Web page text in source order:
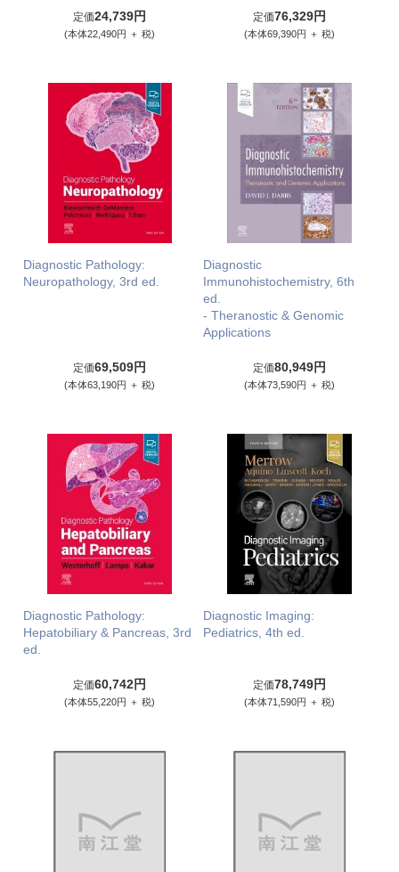
定価24,739円
(本体22,490円 ＋ 税)
定価76,329円
(本体69,390円 ＋ 税)
Diagnostic Pathology:
Neuropathology, 3rd ed.
定価69,509円
(本体63,190円 ＋ 税)
Diagnostic
Immunohistochemistry, 6th
ed.
- Theranostic & Genomic
Applications
定価80,949円
(本体73,590円 ＋ 税)
Diagnostic Pathology:
Hepatobiliary & Pancreas, 3rd
ed.
定価60,742円
(本体55,220円 ＋ 税)
Diagnostic Imaging:
Pediatrics, 4th ed.
定価78,749円
(本体71,590円 ＋ 税)